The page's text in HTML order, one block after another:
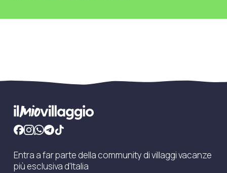
Entra a far parte della community di villaggi vacanze
più esclusiva d'Italia